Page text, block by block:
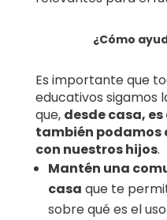
¿Cómo
Es importante que
educativos sigamos
que, desde casa,
también podamos
con nuestros hijos.
Mantén una
casa que te
sobre qué es el